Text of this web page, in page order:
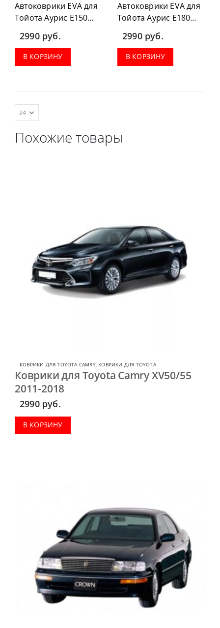
Автоковрики EVA для
Тойота Аурис Е150
2006-2012 можно
приобрести в
комплектации:
водительский коврик,
2990 руб.
В КОРЗИНУ
Автоковрики EVA для
Тойота Аурис Е180
2012-2018 можно
приобрести в
комплектации:
водительский коврик,
2990 руб.
В КОРЗИНУ
Похожие товары
КОВРИКИ ДЛЯ TOYOTA CAMRY, КОВРИКИ ДЛЯ TOYOTA
Коврики для Toyota Camry XV50/55
2011-2018
2990 руб.
В КОРЗИНУ